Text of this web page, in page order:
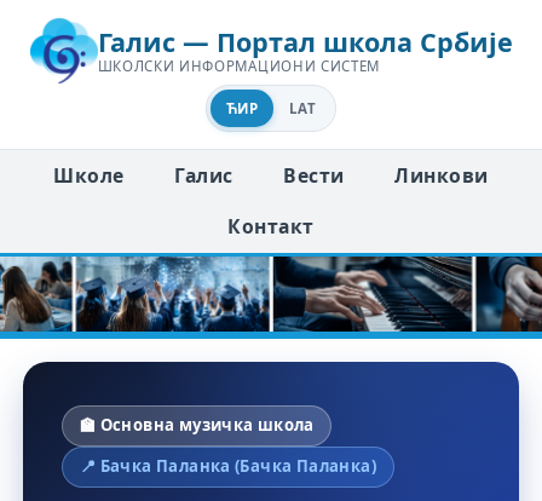
Галис — Портал школа Србије
ШКОЛСКИ ИНФОРМАЦИОНИ СИСТЕМ
ЋИР LAT
Школе Галис Вести
Линкови
Контакт
🏫 Основна музичка школа
📍 Бачка Паланка (Бачка Паланка)